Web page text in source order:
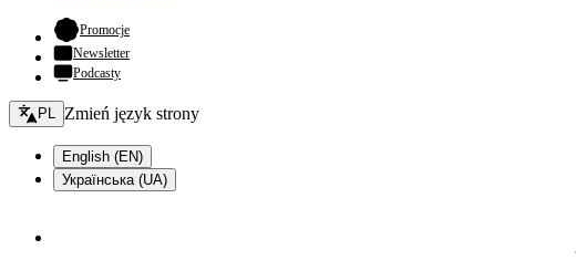
Promocje- otwiera się w nowej karcie
Newsletter
Podcasty
Zmień język - bieżący:
PL Zmień język strony
English (EN)
Українська (UA)